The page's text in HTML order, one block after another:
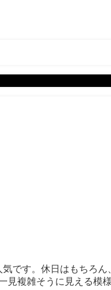
です。休日はもちろん
見複雑そうに見える模